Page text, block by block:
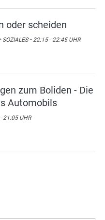
oder scheiden
SOZIALES • 22:15 - 22:45 UHR
zum Boliden - Die
Automobils
21:05 UHR